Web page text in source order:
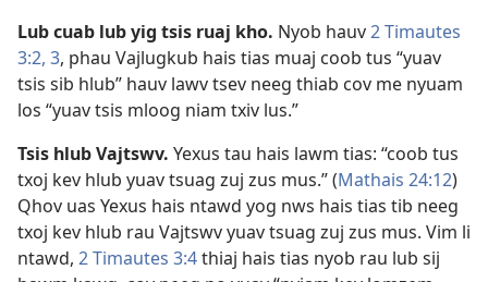
Lub cuab lub yig tsis ruaj kho. Nyob hauv2 Timautes
3:2, 3, phau Vajlugkub hais tias muaj coob tus “yuav
tsis sib hlub” hauv lawv tsev neeg thiab cov me nyuam
los “yuav tsis mloog niam txiv lus.”
Tsis hlub Vajtswv. Yexus tau hais lawm tias: “coob tus
txoj kev hlub yuav tsuag zuj zus mus.” (Mathais 24:12)
Qhov uas Yexus hais ntawd yog nws hais tias tib neeg
txoj kev hlub rau Vajtswv yuav tsuag zuj zus mus. Vim li
ntawd, 2 Timautes 3:4thiaj hais tias nyob rau lub sij